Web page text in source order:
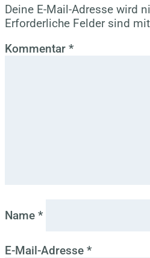
Deine E-Mail-Adresse wird
Erforderliche Felder sind mit
Kommentar *
Name *
E-Mail-Adresse *